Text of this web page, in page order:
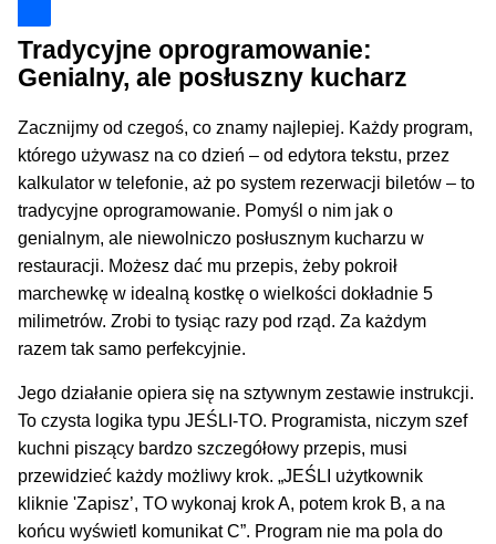
Tradycyjne oprogramowanie:
Genialny, ale posłuszny kucharz
Zacznijmy od czegoś, co znamy najlepiej. Każdy program,
którego używasz na co dzień – od edytora tekstu, przez
kalkulator w telefonie, aż po system rezerwacji biletów – to
tradycyjne oprogramowanie. Pomyśl o nim jak o
genialnym, ale niewolniczo posłusznym kucharzu w
restauracji. Możesz dać mu przepis, żeby pokroił
marchewkę w idealną kostkę o wielkości dokładnie 5
milimetrów. Zrobi to tysiąc razy pod rząd. Za każdym
razem tak samo perfekcyjnie.
Jego działanie opiera się na sztywnym zestawie instrukcji.
To czysta logika typu JEŚLI-TO. Programista, niczym szef
kuchni piszący bardzo szczegółowy przepis, musi
przewidzieć każdy możliwy krok. „JEŚLI użytkownik
kliknie 'Zapisz’, TO wykonaj krok A, potem krok B, a na
końcu wyświetl komunikat C”. Program nie ma pola do